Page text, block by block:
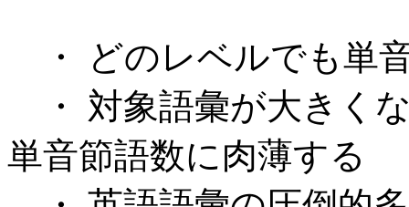
・ どのレベルでも単
・ 対象語彙が大きく
単音節語数に肉薄する